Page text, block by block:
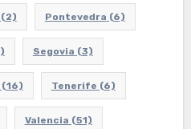
(2) Pontevedra (6)
Segovia (3)
(16) Tenerife (6)
Valencia (51)